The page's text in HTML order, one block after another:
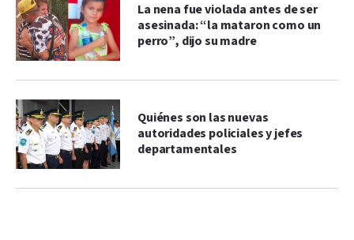
La nena fue violada antes de ser
asesinada: “la mataron como un
perro”, dijo su madre
Quiénes son las nuevas
autoridades policiales y jefes
departamentales